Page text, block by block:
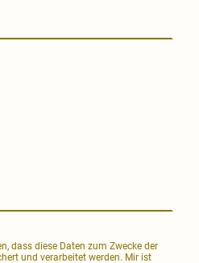
dass diese Daten zum Zwecke der
und verarbeitet werden. Mir ist